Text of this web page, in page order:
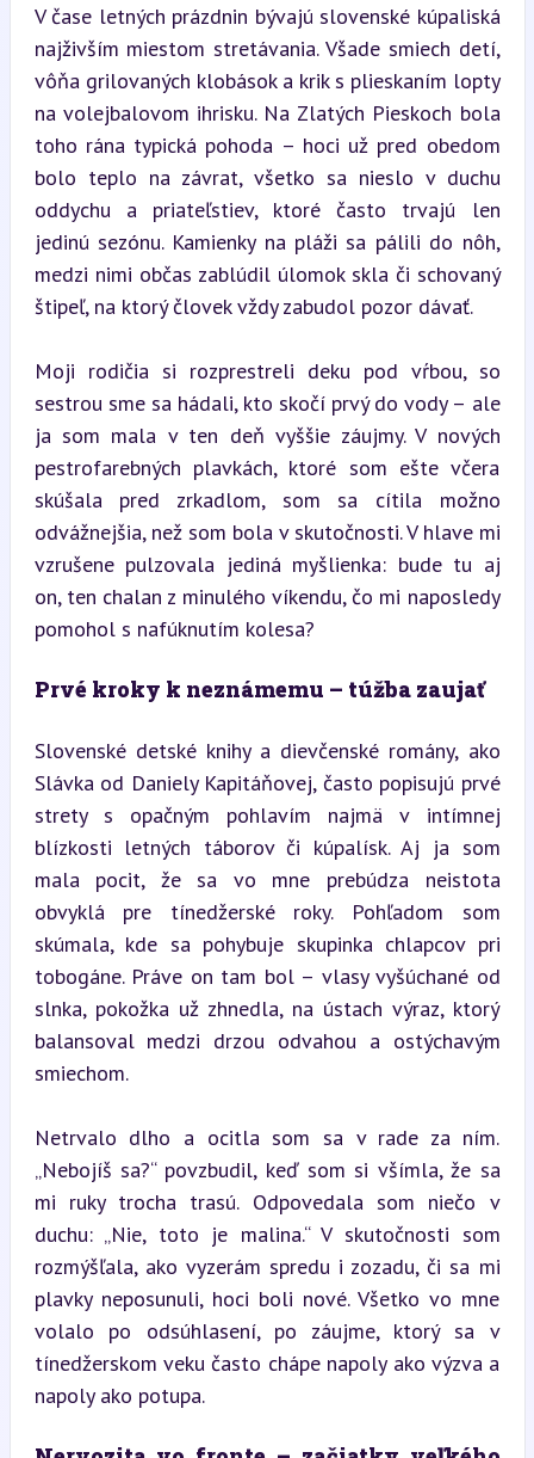
V čase letných prázdnin bývajú slovenské kúpaliská
najživším miestom stretávania. Všade smiech detí,
vôňa grilovaných klobások a krik s plieskaním lopty
na volejbalovom ihrisku. Na Zlatých Pieskoch bola
toho rána typická pohoda – hoci už pred obedom
bolo teplo na závrat, všetko sa nieslo v duchu
oddychu a priateľstiev, ktoré často trvajú len
jedinú sezónu. Kamienky na pláži sa pálili do nôh,
medzi nimi občas zablúdil úlomok skla či schovaný
štipeľ, na ktorý človek vždy zabudol pozor dávať.
Moji rodičia si rozprestreli deku pod vŕbou, so
sestrou sme sa hádali, kto skočí prvý do vody – ale
ja som mala v ten deň vyššie záujmy. V nových
pestrofarebných plavkách, ktoré som ešte včera
skúšala pred zrkadlom, som sa cítila možno
odvážnejšia, než som bola v skutočnosti. V hlave mi
vzrušene pulzovala jediná myšlienka: bude tu aj
on, ten chalan z minulého víkendu, čo mi naposledy
pomohol s nafúknutím kolesa?
Prvé kroky k neznámemu – túžba zaujať
Slovenské detské knihy a dievčenské romány, ako
Slávka od Daniely Kapitáňovej, často popisujú prvé
strety s opačným pohlavím najmä v intímnej
blízkosti letných táborov či kúpalísk. Aj ja som
mala pocit, že sa vo mne prebúdza neistota
obvyklá pre tínedžerské roky. Pohľadom som
skúmala, kde sa pohybuje skupinka chlapcov pri
tobogáne. Práve on tam bol – vlasy vyšúchané od
slnka, pokožka už zhnedla, na ústach výraz, ktorý
balansoval medzi drzou odvahou a ostýchavým
smiechom.
Netrvalo dlho a ocitla som sa v rade za ním.
„Nebojíš sa?“ povzbudil, keď som si všímla, že sa
mi ruky trocha trasú. Odpovedala som niečo v
duchu: „Nie, toto je malina.“ V skutočnosti som
rozmýšľala, ako vyzerám spredu i zozadu, či sa mi
plavky neposunuli, hoci boli nové. Všetko vo mne
volalo po odsúhlasení, po záujme, ktorý sa v
tínedžerskom veku často chápe napoly ako výzva a
napoly ako potupa.